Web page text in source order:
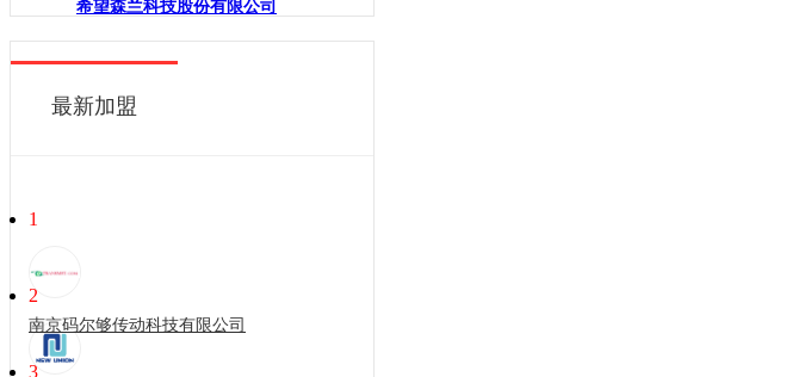
希望森兰科技股份有限公司
最新加盟
1
南京码尔够传动科技有限公司
2
3